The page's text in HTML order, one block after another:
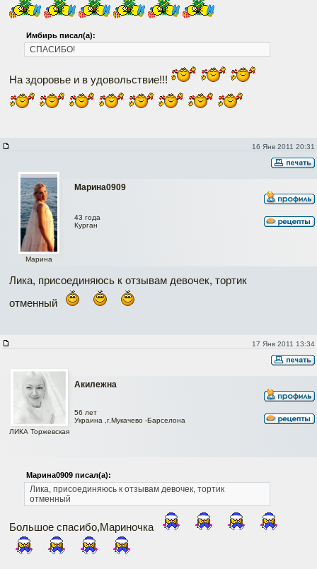
Имбирь писал(а):
СПАСИБО!
На здоровье и в удовольствие!!!
16 Янв 2011 20:31
Марина0909
Марина
43 года
Курган
Лика, присоединяюсь к отзывам девочек, тортик
отменный
17 Янв 2011 13:34
Акилежна
ЛИКА Торжевская
56 лет
Украина ,г.Мукачево -Барселона
Марина0909 писал(а):
Лика, присоединяюсь к отзывам девочек, тортик
отменный
Большое спасибо,Мариночка